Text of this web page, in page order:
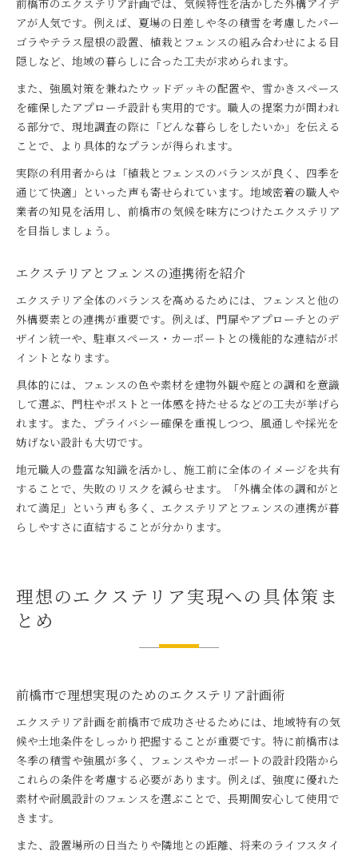
前橋市のエクステリア計画では、気候特性を活かした外構アイデ
アが人気です。例えば、夏場の日差しや冬の積雪を考慮したパー
ゴラやテラス屋根の設置、植栽とフェンスの組み合わせによる目
隠しなど、地域の暮らしに合った工夫が求められます。
また、強風対策を兼ねたウッドデッキの配置や、雪かきスペース
を確保したアプローチ設計も実用的です。職人の提案力が問われ
る部分で、現地調査の際に「どんな暮らしをしたいか」を伝える
ことで、より具体的なプランが得られます。
実際の利用者からは「植栽とフェンスのバランスが良く、四季を
通じて快適」といった声も寄せられています。地域密着の職人や
業者の知見を活用し、前橋市の気候を味方につけたエクステリア
を目指しましょう。
エクステリアとフェンスの連携術を紹介
エクステリア全体のバランスを高めるためには、フェンスと他の
外構要素との連携が重要です。例えば、門扉やアプローチとのデ
ザイン統一や、駐車スペース・カーポートとの機能的な連結がポ
イントとなります。
具体的には、フェンスの色や素材を建物外観や庭との調和を意識
して選ぶ、門柱やポストと一体感を持たせるなどの工夫が挙げら
れます。また、プライバシー確保を重視しつつ、風通しや採光を
妨げない設計も大切です。
地元職人の豊富な知識を活かし、施工前に全体のイメージを共有
することで、失敗のリスクを減らせます。「外構全体の調和がと
れて満足」という声も多く、エクステリアとフェンスの連携が暮
らしやすさに直結することが分かります。
理想のエクステリア実現への具体策ま
とめ
前橋市で理想実現のためのエクステリア計画術
エクステリア計画を前橋市で成功させるためには、地域特有の気
候や土地条件をしっかり把握することが重要です。特に前橋市は
冬季の積雪や強風が多く、フェンスやカーポートの設計段階から
これらの条件を考慮する必要があります。例えば、強度に優れた
素材や耐風設計のフェンスを選ぶことで、長期間安心して使用で
きます。
また、設置場所の日当たりや隣地との距離、将来のライフスタイ